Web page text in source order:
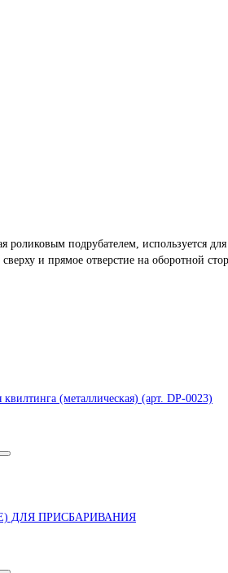
роликовым подрубателем, используется
и прямое отверстие на оборотной
(металлическая) (арт. DP-0023)
ДЛЯ ПРИСБАРИВАНИЯ